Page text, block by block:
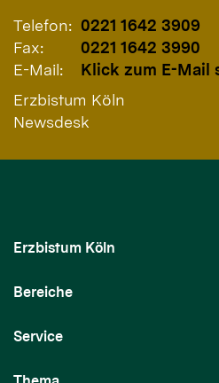
Telefon: 0221 1642 3909
Fax:
0221 1642 3990
E-Mail:
Klick zum E-Mail
Erzbistum Köln
Newsdesk
Erzbistum Köln
Bereiche
Service